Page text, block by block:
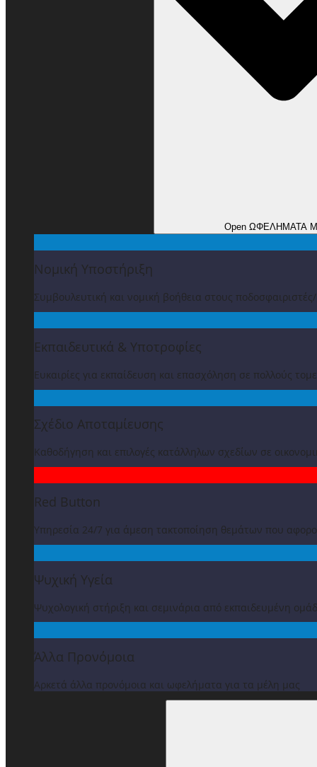
Open ΩΦΕΛΗΜΑΤΑ
Νομική Υποστήριξη
Συμβουλευτική και νομική βοήθεια στους
Εκπαιδευτικά & Υποτροφίες
Ευκαιρίες για εκπαίδευση και επασχόληση σε πολλούς
Σχέδιο Αποταμίευσης
Καθοδήγηση και επιλογές κατάλληλων σχεδίων σε
Red Button
Υπηρεσία 24/7 για άμεση τακτοποίηση θεμάτων που
Ψυχική Υγεία
Ψυχολογική στήριξη και σεμινάρια από εκπαιδευμένη
Άλλα Προνόμοια
Αρκετά άλλα προνόμοια και ωφελήματα για τα μέλη μας